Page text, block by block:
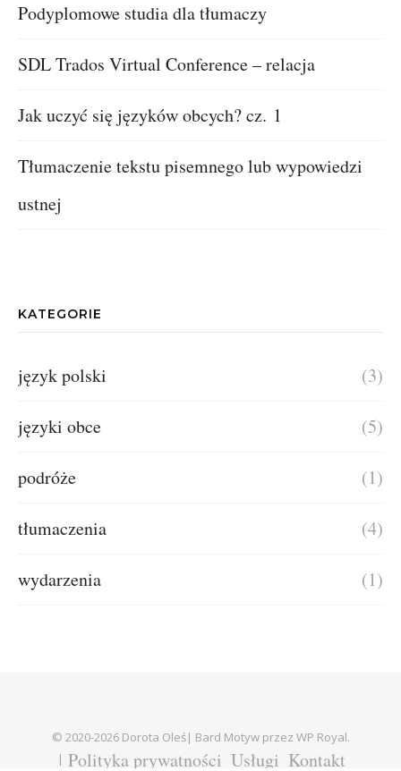
Podyplomowe studia dla tłumaczy
SDL Trados Virtual Conference – relacja
Jak uczyć się języków obcych? cz. 1
Tłumaczenie tekstu pisemnego lub wypowiedzi
ustnej
KATEGORIE
język polski (3)
języki obce (5)
podróże (1)
tłumaczenia (4)
wydarzenia (1)
© 2020-2026 Dorota Oleś| Bard Motyw przez WP Royal.
Polityka prywatności Usługi Kontakt